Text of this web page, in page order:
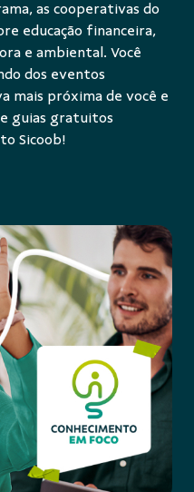
as cooperativas do
educação financeira,
e ambiental. Você
dos eventos
mais próxima de você e
guias gratuitos
Sicoob!